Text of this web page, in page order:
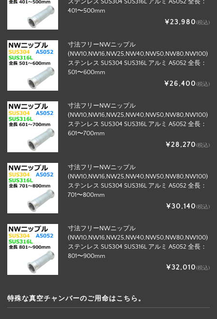
ステンレス SUS304 SUS316L アルミ A5052 全長：
401〜500mm
¥23,980(税込)
寸法フリーNWニップル
(NW10,NW16,NW25,NW40,NW50,NW80,NW100)
ステンレス SUS304 SUS316L アルミ A5052 全長：
501〜600mm
¥26,400(税込)
寸法フリーNWニップル
(NW10,NW16,NW25,NW40,NW50,NW80,NW100)
ステンレス SUS304 SUS316L アルミ A5052 全長：
601〜700mm
¥28,270(税込)
寸法フリーNWニップル
(NW10,NW16,NW25,NW40,NW50,NW80,NW100)
ステンレス SUS304 SUS316L アルミ A5052 全長：
701〜800mm
¥30,140(税込)
寸法フリーNWニップル
(NW10,NW16,NW25,NW40,NW50,NW80,NW100)
ステンレス SUS304 SUS316L アルミ A5052 全長：
801〜900mm
¥32,010(税込)
特殊な真空チャンバーのご用命はこちら。